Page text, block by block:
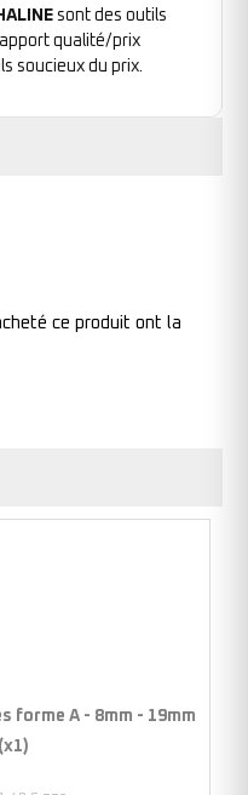
sont des outils
qualité/prix
soucieux du prix.
ce produit ont la
forme A - 8mm - 19mm